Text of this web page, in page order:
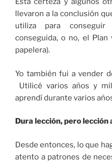
llevaron a la conclusión
utiliza para
conseguida, o no, el
papelera).
Yo también fui a vender
Utilicé varios años y
aprendí durante varios
Dura lección, pero lección
Desde entonces, lo que
atento a patrones de